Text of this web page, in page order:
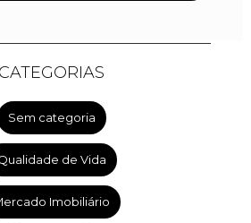
CATEGORIAS
Sem categoria
de Vida
Imobiliário